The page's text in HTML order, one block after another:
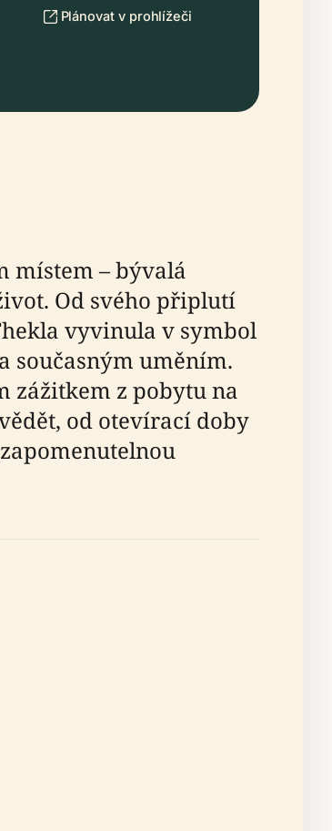
Plánovat v prohlížeči
místem – bývalá
Od svého připlutí
vyvinula v symbol
současným uměním.
zážitkem z pobytu na
od otevírací doby